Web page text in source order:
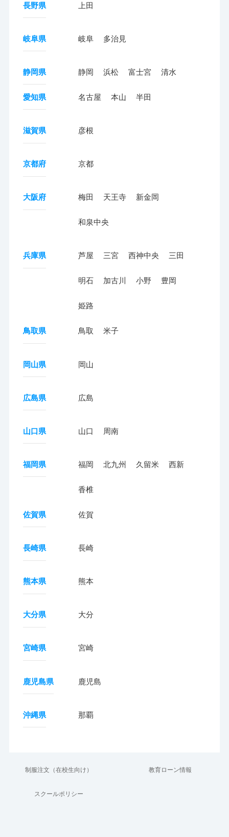
長野県 上田
岐阜県 岐阜 多治見
静岡県 静岡 浜松 富士宮 清水
愛知県 名古屋 本山 半田
滋賀県 彦根
京都府 京都
大阪府 梅田 天王寺 新金岡
和泉中央
兵庫県 芦屋 三宮 西神中央 三田
明石 加古川 小野 豊岡
姫路
鳥取県 鳥取 米子
岡山県 岡山
広島県 広島
山口県 山口 周南
福岡県 福岡 北九州 久留米 西新
香椎
佐賀県 佐賀
長崎県 長崎
熊本県 熊本
大分県 大分
宮崎県 宮崎
鹿児島県 鹿児島
沖縄県 那覇
制服注文（在校生向け） 教育ローン情報
スクールポリシー